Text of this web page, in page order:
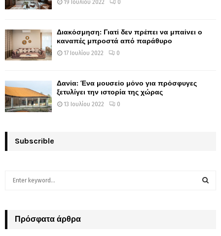
19 Ιουλίου 2022 0
Διακόσμηση: Γιατί δεν πρέπει να μπαίνει ο
καναπές μπροστά από παράθυρο
17 Ιουλίου 2022 0
Δανία: Ένα μουσείο μόνο για πρόσφυγες
ξετυλίγει την ιστορία της χώρας
13 Ιουλίου 2022 0
Subscrible
h
Πρόσφατα άρθρα